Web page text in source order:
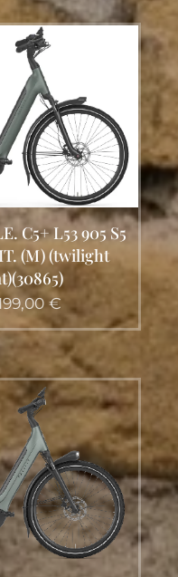
C5+ L53 905 S5
(M) (twilight
€